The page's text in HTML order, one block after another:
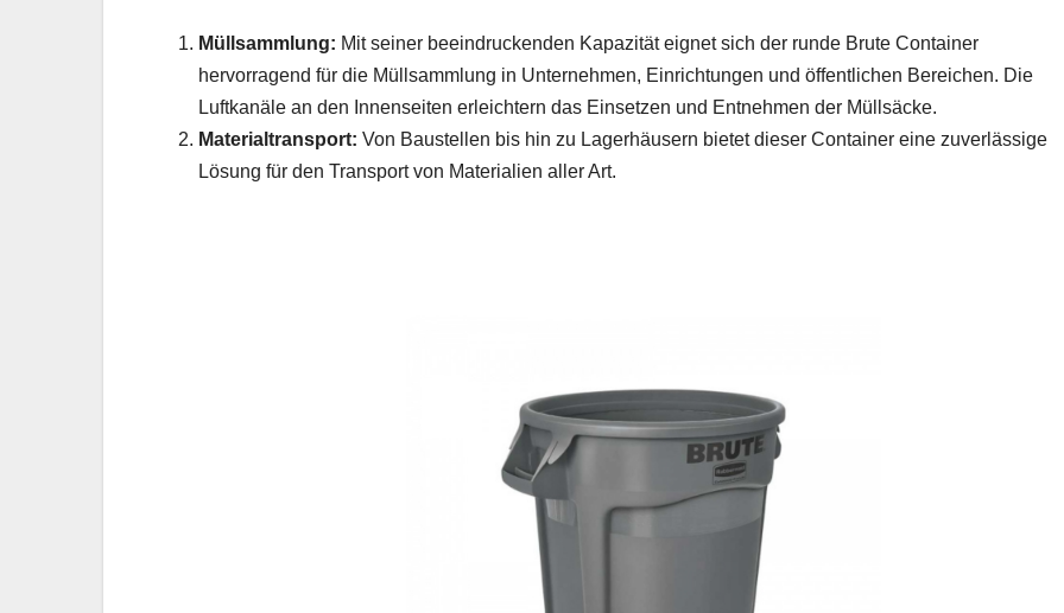
Müllsammlung: Mit seiner beeindruckenden Kapazität eignet sich der runde Brute Container
hervorragend für die Müllsammlung in Unternehmen, Einrichtungen und öffentlichen Bereichen. Die
Luftkanäle an den Innenseiten erleichtern das Einsetzen und Entnehmen der Müllsäcke.
Materialtransport: Von Baustellen bis hin zu Lagerhäusern bietet dieser Container eine zuverlässige
Lösung für den Transport von Materialien aller Art.